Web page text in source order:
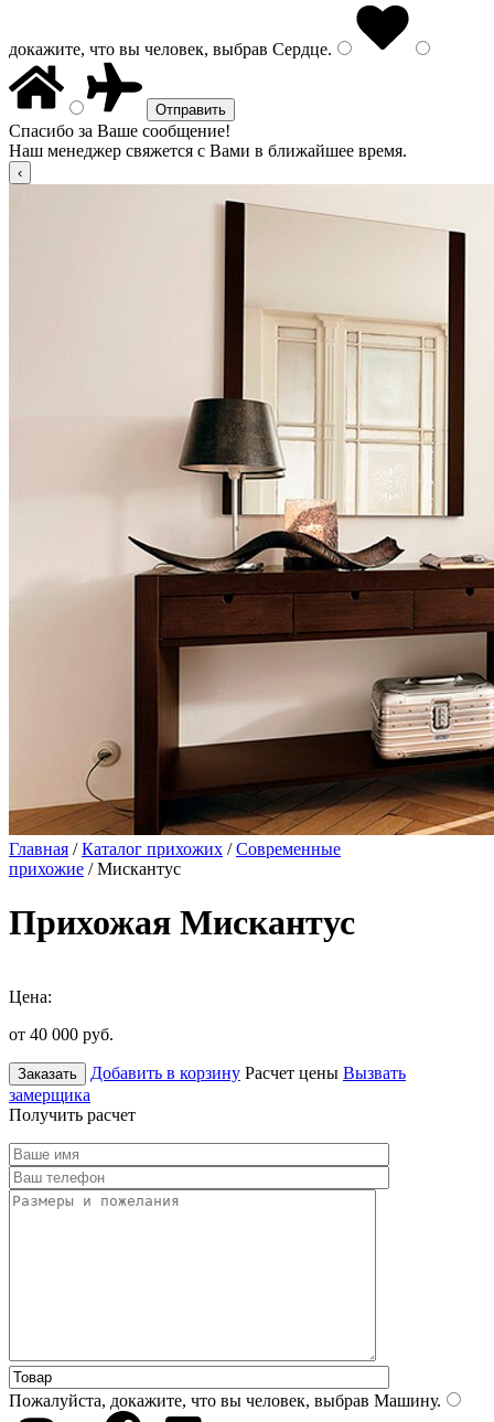
докажите, что вы человек, выбрав Сердце.
Спасибо за Ваше сообщение!
Наш менеджер свяжется с Вами в ближайшее время.
Главная /Каталог прихожих /Современные
прихожие / Мискантус
Прихожая Мискантус
Цена:
от 40 000 руб.
Заказать Добавить в корзину Расчет цены Вызвать
замерщика
Получить расчет
Пожалуйста, докажите, что вы человек, выбрав Машину.